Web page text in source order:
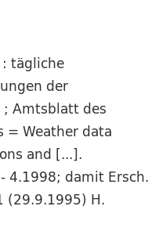
tägliche
der
Amtsblatt des
= Weather data
and [...].
4.1998; damit Ersch.
(29.9.1995) H.